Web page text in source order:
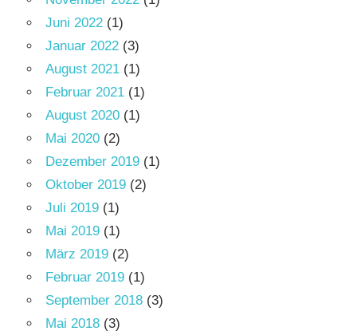
Juni 2022 (1)
Januar 2022 (3)
August 2021 (1)
Februar 2021 (1)
August 2020 (1)
Mai 2020 (2)
Dezember 2019 (1)
Oktober 2019 (2)
Juli 2019 (1)
Mai 2019 (1)
März 2019 (2)
Februar 2019 (1)
September 2018 (3)
Mai 2018 (3)